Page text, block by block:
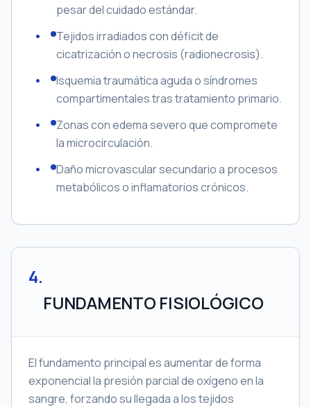
pesar del cuidado estándar.
Tejidos irradiados con déficit de
cicatrización o necrosis (radionecrosis).
Isquemia traumática aguda o síndromes
compartimentales tras tratamiento primario.
Zonas con edema severo que compromete
la microcirculación.
Daño microvascular secundario a procesos
metabólicos o inflamatorios crónicos.
4.
FUNDAMENTO FISIOLÓGICO
El fundamento principal es aumentar de forma
exponencial la presión parcial de oxígeno en la
sangre, forzando su llegada a los tejidos